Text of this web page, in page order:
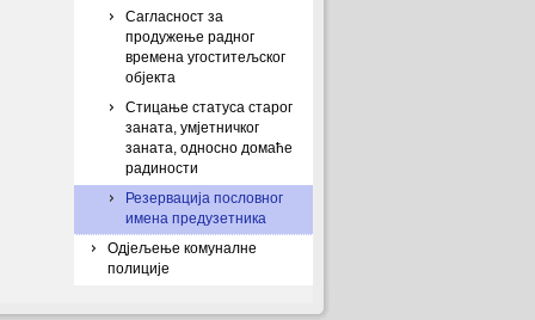
Сагласност за
продужење радног
времена угоститељског
објекта
Стицање статуса старог
заната, умјетничког
заната, односно домаће
радиности
Резервација пословног
имена предузетника
Одјељење комуналне
полиције